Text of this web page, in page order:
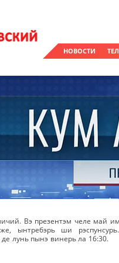
НОВОСТИ
Вэ презентэм челе май
ынтребэрь ши
лунь пынэ винерь ла 16:30.